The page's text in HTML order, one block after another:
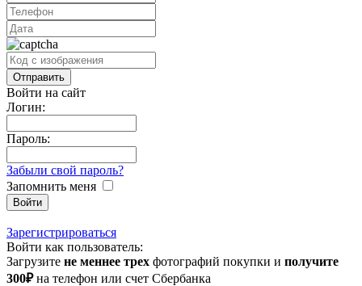
Войти на сайт
Логин:
Пароль:
Забыли свой пароль?
Запомнить меня
Зарегистрироваться
Войти как пользователь:
Загрузите не меннее трех фотографий покупки и получите
300₽на телефон или счет Сбербанка